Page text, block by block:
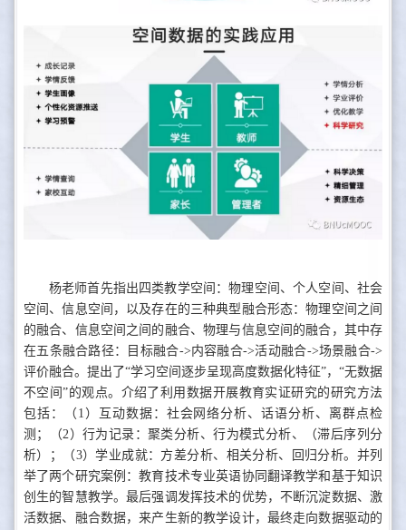
杨老师首先指出四类教学空间：物理空间、个人空间、社会
空间、信息空间，以及存在的三种典型融合形态：物理空间之间
的融合、信息空间之间的融合、物理与信息空间的融合，其中存
在五条融合路径：目标融合->内容融合->活动融合->场景融合->
评价融合。提出了“学习空间逐步呈现高度数据化特征”，“无数据
不空间”的观点。介绍了利用数据开展教育实证研究的研究方法
包括：（1）互动数据：社会网络分析、话语分析、离群点检
测；（2）行为记录：聚类分析、行为模式分析、（滞后序列分
析）；（3）学业成就：方差分析、相关分析、回归分析。并列
举了两个研究案例：教育技术专业英语协同翻译教学和基于知识
创生的智慧教学。最后强调发挥技术的优势，不断沉淀数据、激
活数据、融合数据，来产生新的教学设计，最终走向数据驱动的